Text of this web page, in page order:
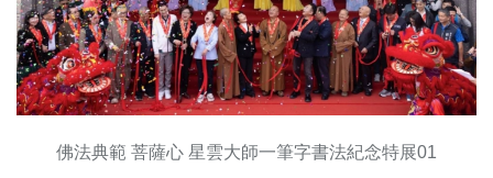
佛法典範 菩薩心 星雲大師一筆字書法紀念特展01